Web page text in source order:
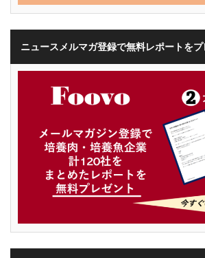
ニュースメルマガ登録で無料レポートをプ